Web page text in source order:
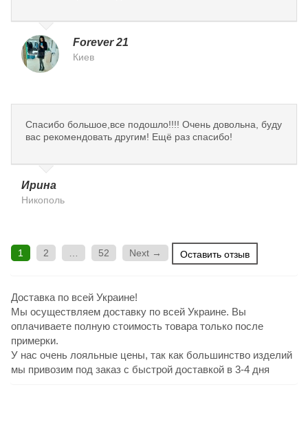
Forever 21
Киев
Спасибо большое,все подошло!!!! Очень довольна, буду
вас рекомендовать другим! Ещё раз спасибо!
Ирина
Никополь
1 2 52 Next → Оставить отзыв
Доставка по всей Украине!
Мы осуществляем доставку по всей Украине. Вы
оплачиваете полную стоимость товара только после
примерки.
У нас очень лояльные цены, так как большинство изделий
мы привозим под заказ с быстрой доставкой в 3-4 дня